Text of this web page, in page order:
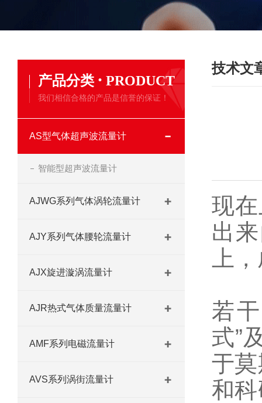
产品分类 · PRODUCT
我们相信合格的产品是信誉的保证！
AS型气体超声波流量计
智能型超声波流量计
AJWG系列气体涡轮流量计
AJY系列气体腰轮流量计
AJX旋进漩涡流量计
AJR热式气体质量流量计
AMF系列电磁流量计
AVS系列涡街流量计
技术文
现
出
上
若
式”
于
和